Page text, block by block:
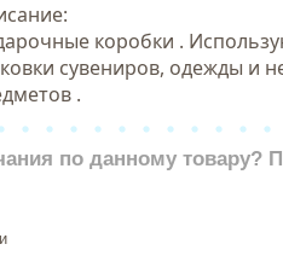
коробки .
сувениров, одежды и
.
по данному товару?